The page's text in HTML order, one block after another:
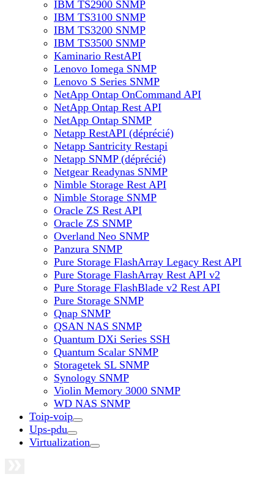
IBM TS2900 SNMP
IBM TS3100 SNMP
IBM TS3200 SNMP
IBM TS3500 SNMP
Kaminario RestAPI
Lenovo Iomega SNMP
Lenovo S Series SNMP
NetApp Ontap OnCommand API
NetApp Ontap Rest API
NetApp Ontap SNMP
Netapp RestAPI (déprécié)
Netapp Santricity Restapi
Netapp SNMP (déprécié)
Netgear Readynas SNMP
Nimble Storage Rest API
Nimble Storage SNMP
Oracle ZS Rest API
Oracle ZS SNMP
Overland Neo SNMP
Panzura SNMP
Pure Storage FlashArray Legacy Rest API
Pure Storage FlashArray Rest API v2
Pure Storage FlashBlade v2 Rest API
Pure Storage SNMP
Qnap SNMP
QSAN NAS SNMP
Quantum DXi Series SSH
Quantum Scalar SNMP
Storagetek SL SNMP
Synology SNMP
Violin Memory 3000 SNMP
WD NAS SNMP
Toip-voip
Ups-pdu
Virtualization